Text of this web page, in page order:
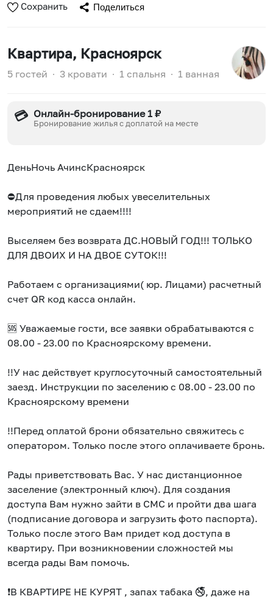
Сохранить Поделиться
Квартира, Красноярск
5 гостей ∙ 3 кровати ∙ 1 спальня ∙ 1 ванная
💳 Онлайн-бронирование 1 ₽
Бронирование жилья с доплатой на месте
ДеньНочь АчинсКрасноярск
⛔️Для проведения любых увеселительных
мероприятий не сдаем!!!!
Выселяем без возврата ДС.НОВЫЙ ГОД!!! ТОЛЬКО
ДЛЯ ДВОИХ И НА ДВОЕ СУТОК!!!
Работаем с организациями( юр. Лицами) расчетный
счет QR код касса онлайн.
🆘 Уважаемые гости, все заявки обрабатываются с
08.00 - 23.00 по Красноярскому времени.
!!У нас действует круглосуточный самостоятельный
заезд. Инструкции по заселению с 08.00 - 23.00 по
Красноярскому времени
!!Перед оплатой брони обязательно свяжитесь с
оператором. Только после этого оплачиваете бронь.
Рады приветствовать Вас. У нас дистанционное
заселение (электронный ключ). Для создания
доступа Вам нужно зайти в СМС и пройти два шага
(подписание договора и загрузить фото паспорта).
Только после этого Вам придет код доступа в
квартиру. При возникновении сложностей мы
всегда рады Вам помочь.
❗В КВАРТИРЕ НЕ КУРЯТ , запах табака 🚭, даже на